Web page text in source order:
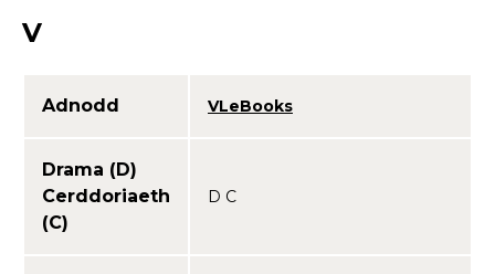
V
Adnodd VLeBooks
Drama (D)
Cerddoriaeth
(C)
D C